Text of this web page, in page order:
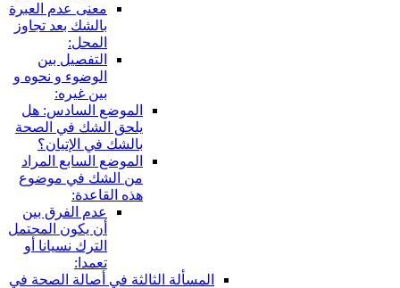
معنى عدم العبرة
بالشك بعد تجاوز
المحل:
التفصيل بين
الوضوء و نحوه و
بين غيره:
الموضع السادس: هل
يلحق الشك في الصحة
بالشك في الإتيان؟
الموضع السابع المراد
من الشك في موضوع
هذه القاعدة:
عدم الفرق بين
أن يكون المحتمل
الترك نسيانا أو
تعمدا:
المسألة الثالثة في أصالة الصحة في